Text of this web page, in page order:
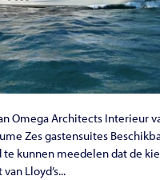
Omega Architects Interieur
Zes gastensuites
kunnen meedelen dat de
Lloyd’s...